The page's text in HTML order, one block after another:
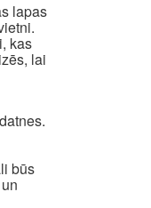
lapas
kas
lai
būs